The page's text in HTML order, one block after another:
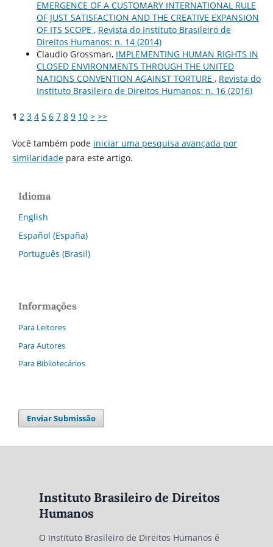
EMERGENCE OF A CUSTOMARY INTERNATIONAL RULE
OF JUST SATISFACTION AND THE CREATIVE EXPANSION
OF ITS SCOPE , Revista do Instituto Brasileiro de
Direitos Humanos: n. 14 (2014)
Claudio Grossman, IMPLEMENTING HUMAN RIGHTS IN
CLOSED ENVIRONMENTS THROUGH THE UNITED
NATIONS CONVENTION AGAINST TORTURE , Revista do
Instituto Brasileiro de Direitos Humanos: n. 16 (2016)
1 2 3 4 5 6 7 8 9 10 > >>
Você também pode iniciar uma pesquisa avançada por
similaridadepara este artigo.
Idioma
English
Español (España)
Português (Brasil)
Informações
Para Leitores
Para Autores
Para Bibliotecários
Enviar Submissão
Instituto Brasileiro de Direitos
Humanos
O Instituto Brasileiro de Direitos Humanos é